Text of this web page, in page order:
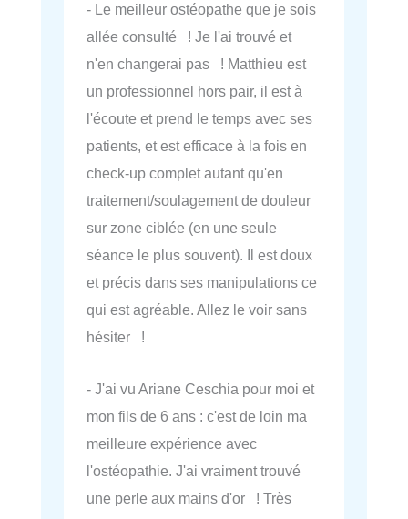
- Le meilleur ostéopathe que je sois
allée consulté ! Je l'ai trouvé et
n'en changerai pas ! Matthieu est
un professionnel hors pair, il est à
l'écoute et prend le temps avec ses
patients, et est efficace à la fois en
check-up complet autant qu'en
traitement/soulagement de douleur
sur zone ciblée (en une seule
séance le plus souvent). Il est doux
et précis dans ses manipulations ce
qui est agréable. Allez le voir sans
hésiter !
- J'ai vu Ariane Ceschia pour moi et
mon fils de 6 ans : c'est de loin ma
meilleure expérience avec
l'ostéopathie. J'ai vraiment trouvé
une perle aux mains d'or ! Très